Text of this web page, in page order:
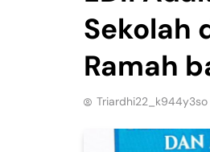
Sekolah
Ramah
Triardhi22_k944y3so